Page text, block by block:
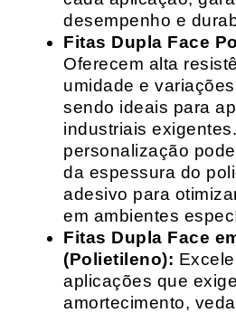
desempenho e
Fitas Dupla Face
Oferecem alta
umidade e
sendo ideais para
industriais
personalização
da espessura do
adesivo para
em ambientes
Fitas Dupla Face
(Polietileno):
aplicações que
amortecimento,